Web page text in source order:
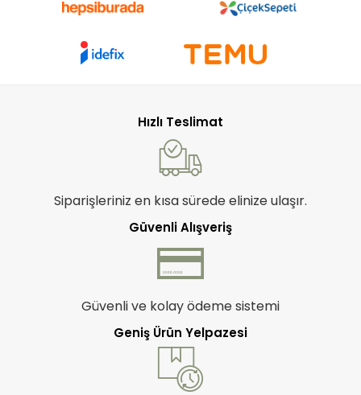
Hızlı Teslimat
Siparişleriniz en kısa sürede elinize ulaşır.
Güvenli Alışveriş
Güvenli ve kolay ödeme sistemi
Geniş Ürün Yelpazesi